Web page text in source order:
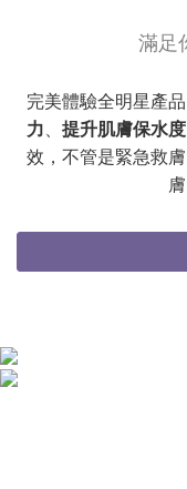
滿足
完美體驗全明星產品
力、 提升肌膚保水度
效，不管是緊急救